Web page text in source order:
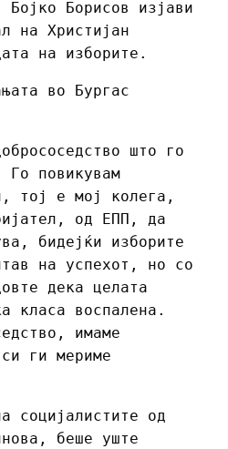
Бојко Борисов изјави
на Христијан
на изборите.
во Бургас
што го
Го повикувам
тој е мој колега,
од ЕПП, да
бидејќи изборите
на успехот, но со
дека целата
класа воспалена.
имаме
ги мериме
социјалистите од
беше уште